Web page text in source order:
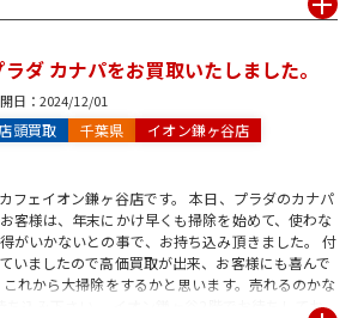
ラダ カナパをお買取いたしました。
日： 2024/12/01
店頭買取 千葉県 イオン鎌ヶ谷店
フェイオン鎌ヶ谷店です。 本日、プラダのカナパ
客様は、年末にかけ早くも掃除を始めて、使わな
がいかないとの事で、お持ち込み頂きました。 付
いましたので高価買取が出来、お客様にも喜んで
れから大掃除をするかと思います。売れるのかな
ち込み下さい。 イオン鎌ヶ谷2階でお待ちしてお